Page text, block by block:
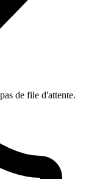
de file d'attente.